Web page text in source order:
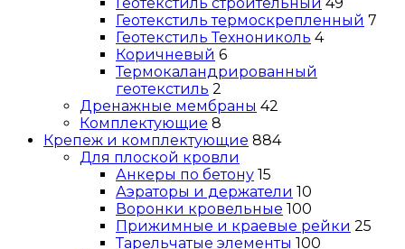
Геотекстиль термоскрепленный 7
Геотекстиль Технониколь 4
Коричневый 6
Термокаландрированный
геотекстиль 2
Дренажные мембраны 42
Комплектующие 8
Крепеж и комплектующие 884
Для плоской кровли
Анкеры по бетону 15
Аэраторы и держатели 10
Воронки кровельные 100
Прижимные и краевые рейки 25
Тарельчатые элементы 100